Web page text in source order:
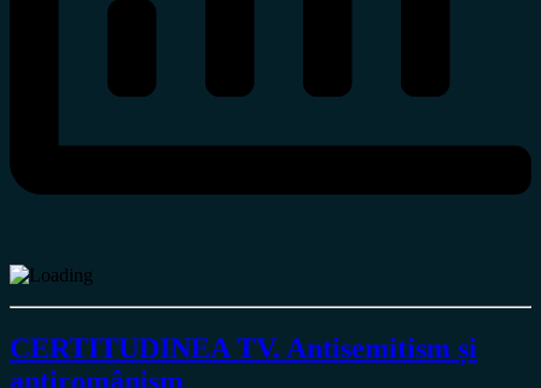
CERTITUDINEA TV. Antisemitism și
antiromânism